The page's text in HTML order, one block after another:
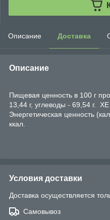
Описание Доставка
Описание
Пищевая ценность в 100 г
13,44 г, углеводы - 69,54 г. ХЕ
Энергетическая ценность
ккал.
Условия доставки
Доставка осуществляется
Самовывоз